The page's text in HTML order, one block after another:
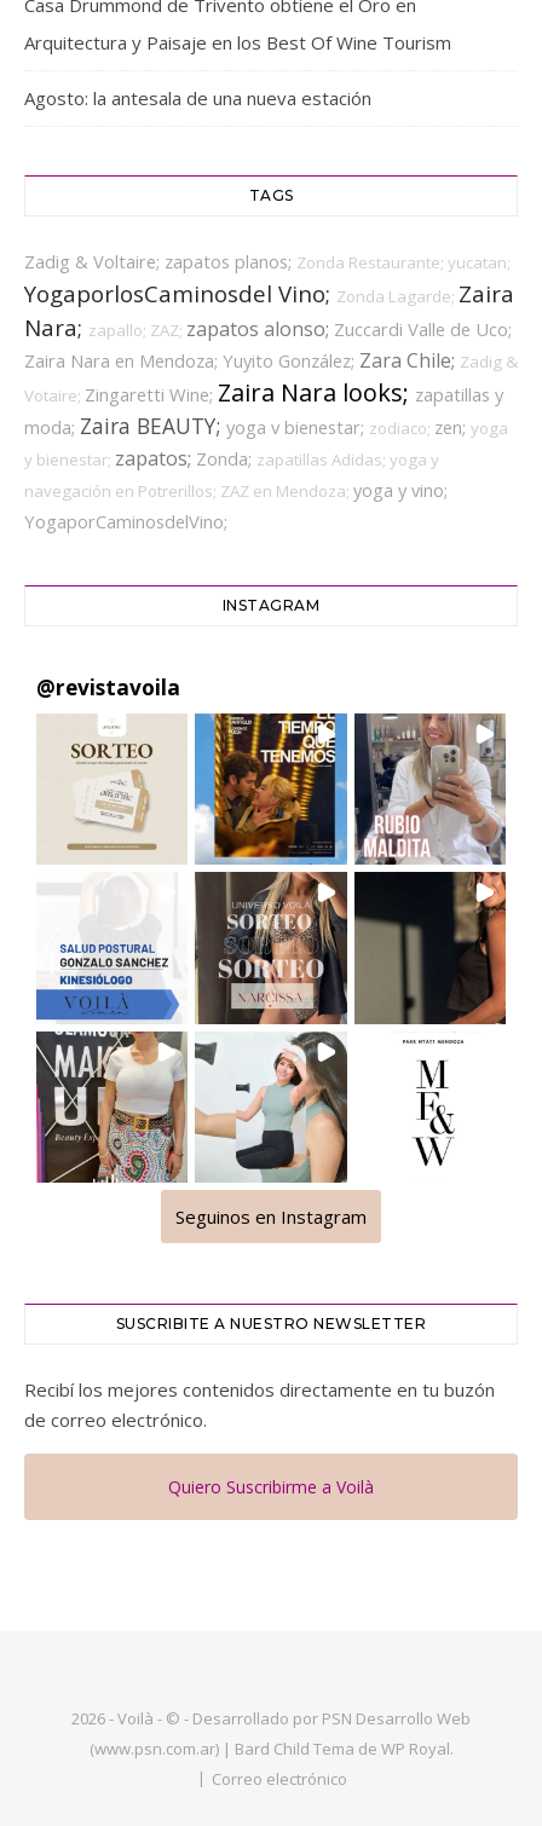
Casa Drummond de Trivento obtiene el Oro en
Arquitectura y Paisaje en los Best Of Wine Tourism
Agosto: la antesala de una nueva estación
TAGS
Zadig & Voltaire; zapatos planos; Zonda Restaurante; yucatan;
YogaporlosCaminosdel Vino; Zonda Lagarde; Zaira
Nara; zapallo; ZAZ; zapatos alonso; Zuccardi Valle de Uco;
Zaira Nara en Mendoza; Yuyito González; Zara Chile; Zadig &
Votaire; Zingaretti Wine; Zaira Nara looks; zapatillas y
moda; Zaira BEAUTY; yoga v bienestar; zodiaco; zen; yoga
y bienestar; zapatos; Zonda; zapatillas Adidas; yoga y
navegación en Potrerillos; ZAZ en Mendoza; yoga y vino;
YogaporCaminosdelVino;
INSTAGRAM
@revistavoila
Seguinos en Instagram
SUSCRIBITE A NUESTRO NEWSLETTER
Recibí los mejores contenidos directamente en tu buzón
de correo electrónico.
Quiero Suscribirme a Voilà
2026 - Voilà - © - Desarrollado por PSN Desarrollo Web
(www.psn.com.ar) | Bard Child Tema de WP Royal.
Correo electrónico